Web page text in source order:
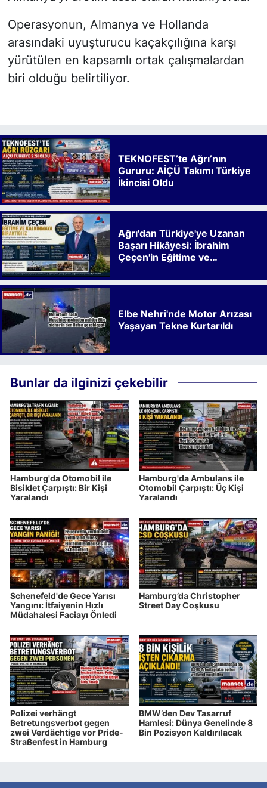
Operasyonun, Almanya ve Hollanda
arasındaki uyuşturucu kaçakçılığına karşı
yürütülen en kapsamlı ortak çalışmalardan
biri olduğu belirtiliyor.
TEKNOFEST’te Ağrı’nın
Gururu: AİÇÜ Takımı Türkiye
İkincisi Oldu
Ağrı'dan Türkiye'ye Uzanan
Başarı Hikâyesi: İbrahim
Çeçen'in Eğitime ve
Elbe Nehri'nde Motor Arızası
Yaşayan Tekne Kurtarıldı
Bunlar da ilginizi çekebilir
Hamburg'da Otomobil ile
Bisiklet Çarpıştı: Bir Kişi
Yaralandı
Hamburg'da Ambulans ile
Otomobil Çarpıştı: Üç Kişi
Yaralandı
Schenefeld'de Gece Yarısı
Yangını: İtfaiyenin Hızlı
Müdahalesi Faciayı Önledi
Hamburg’da Christopher
Street Day Coşkusu
Polizei verhängt
Betretungsverbot gegen
zwei Verdächtige vor Pride-
Straßenfest in Hamburg
BMW’den Dev Tasarruf
Hamlesi: Dünya Genelinde 8
Bin Pozisyon Kaldırılacak